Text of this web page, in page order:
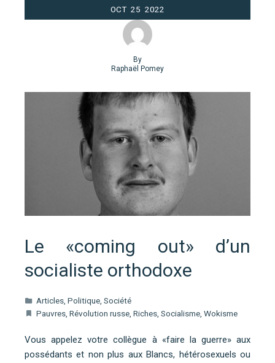
OCT 25 2022
By
Raphaël Pomey
Le «coming out» d’un
socialiste orthodoxe
Articles, Politique, Société
Pauvres, Révolution russe, Riches, Socialisme, Wokisme
Vous appelez votre collègue à «faire la guerre» aux
possédants et non plus aux Blancs, hétérosexuels ou